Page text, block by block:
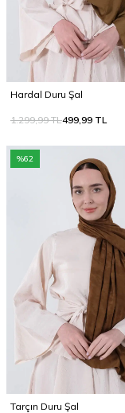
Hardal Duru Şal
1.299,99TL499,99 TL
%62
Tarçın Duru Şal